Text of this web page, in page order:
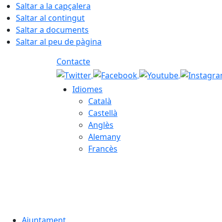
Saltar a la capçalera
Saltar al contingut
Saltar a documents
Saltar al peu de pàgina
Contacte
Idiomes
Català
Castellà
Anglès
Alemany
Francès